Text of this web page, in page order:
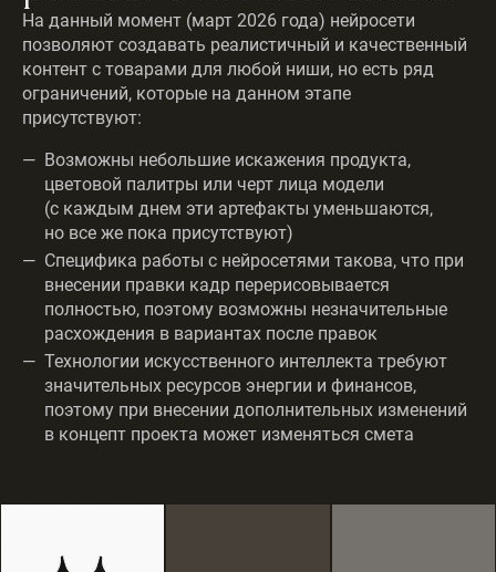
На данный момент (март 2026 года) нейросети
позволяют создавать реалистичный и качественный
контент с товарами для любой ниши, но есть ряд
ограничений, которые на данном этапе
присутствуют:
Возможны небольшие искажения продукта,
цветовой палитры или черт лица модели
(с каждым днем эти артефакты уменьшаются,
но все же пока присутствуют)
Специфика работы с нейросетями такова, что при
внесении правки кадр перерисовывается
полностью, поэтому возможны незначительные
расхождения в вариантах после правок
Технологии искусственного интеллекта требуют
значительных ресурсов энергии и финансов,
поэтому при внесении дополнительных изменений
в концепт проекта может изменяться смета